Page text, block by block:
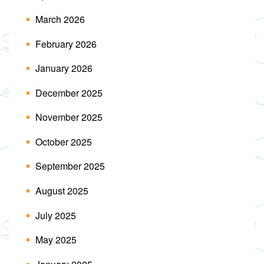
March 2026
February 2026
January 2026
December 2025
November 2025
October 2025
September 2025
August 2025
July 2025
May 2025